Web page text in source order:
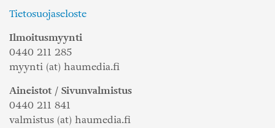
Tietosuojaseloste
Ilmoitusmyynti
0440 211 285
myynti (at) haumedia.fi
Aineistot / Sivunvalmistus
0440 211 841
valmistus (at) haumedia.fi